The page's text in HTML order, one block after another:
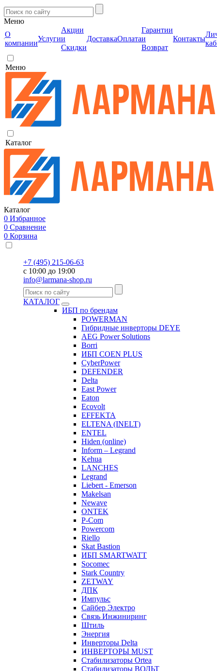
Меню
О
компании
Услуги
Акции
и
Скидки
ДоставкаОплата
Гарантии
и
Возврат
Контакты
Меню
Каталог
Каталог
0 Избранное
0 Сравнение
0 Корзина
+7 (495) 215-06-63
с 10:00 до 19:00
info@larmana-shop.ru
КАТАЛОГ
ИБП по брендам
POWERMAN
Гибридные инверторы DEYE
AEG Power Solutions
Borri
ИБП COEN PLUS
CyberPower
DEFENDER
Delta
East Power
Eaton
Ecovolt
EFFEKTA
ELTENA (INELT)
ENTEL
Hiden (online)
Inform – Legrand
Kehua
LANCHES
Legrand
Liebert - Emerson
Makelsan
Newave
ONTEK
P-Com
Powercom
Riello
Skat Bastion
ИБП SMARTWATT
Socomec
Stark Country
ZETWAY
ДПК
Импульс
Сайбер Электро
Связь Инжиниринг
Штиль
Энергия
Инверторы Delta
ИНВЕРТОРЫ MUST
Стабилизаторы Ortea
Стабилизаторы ВОЛЬТ